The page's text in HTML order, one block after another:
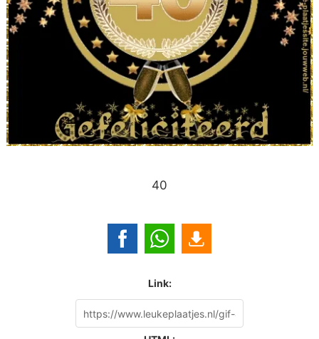
40
Link: